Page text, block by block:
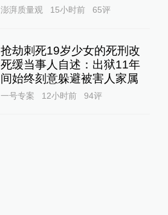
澎湃质量观 15小时前 65评
抢劫刺死19岁少女的死刑改
死缓当事人自述：出狱11年
间始终刻意躲避被害人家属
一号专案 12小时前 94评